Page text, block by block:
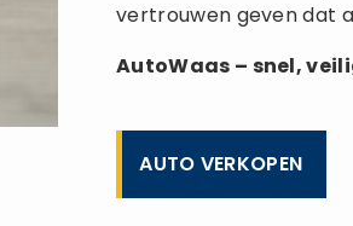
vertrouwen geven dat
AutoWaas – snel,
AUTO VERKOPEN